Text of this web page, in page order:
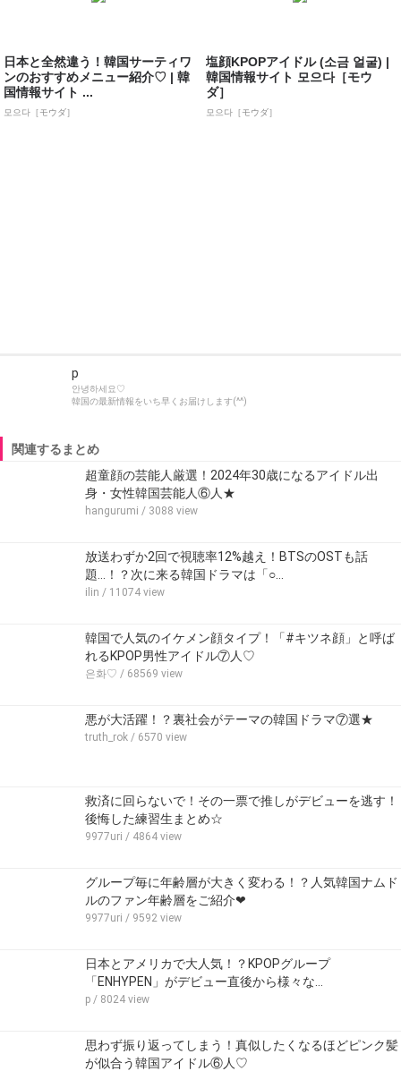
日本と全然違う！韓国サーティワ
ンのおすすめメニュー紹介♡ | 韓
国情報サイト ...
모으다［モウダ］
塩顔KPOPアイドル (소금 얼굴) |
韓国情報サイト 모으다［モウ
ダ］
모으다［モウダ］
p
안녕하세요♡
韓国の最新情報をいち早くお届けします(^^)
関連するまとめ
超童顔の芸能人厳選！2024年30歳になるアイドル出
身・女性韓国芸能人⑥人★
hangurumi / 3088 view
放送わずか2回で視聴率12%越え！BTSのOSTも話
題…！？次に来る韓国ドラマは「○…
ilin / 11074 view
韓国で人気のイケメン顔タイプ！「#キツネ顔」と呼ば
れるKPOP男性アイドル⑦人♡
은화♡ / 68569 view
悪が大活躍！？裏社会がテーマの韓国ドラマ⑦選★
truth_rok / 6570 view
救済に回らないで！その一票で推しがデビューを逃す！
後悔した練習生まとめ☆
9977uri / 4864 view
グループ毎に年齢層が大きく変わる！？人気韓国ナムド
ルのファン年齢層をご紹介❤
9977uri / 9592 view
日本とアメリカで大人気！？KPOPグループ
「ENHYPEN」がデビュー直後から様々な…
p / 8024 view
思わず振り返ってしまう！真似したくなるほどピンク髪
が似合う韓国アイドル⑥人♡